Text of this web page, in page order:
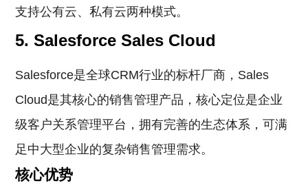
支持公有云、私有云两种模式。
5. Salesforce Sales Cloud
Salesforce是全球CRM行业的标杆厂商，Sales
Cloud是其核心的销售管理产品，核心定位是企业
级客户关系管理平台，拥有完善的生态体系，可满
足中大型企业的复杂销售管理需求。
核心优势